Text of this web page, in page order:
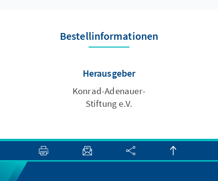
Bestellinformationen
Herausgeber
Konrad-Adenauer-
Stiftung e.V.